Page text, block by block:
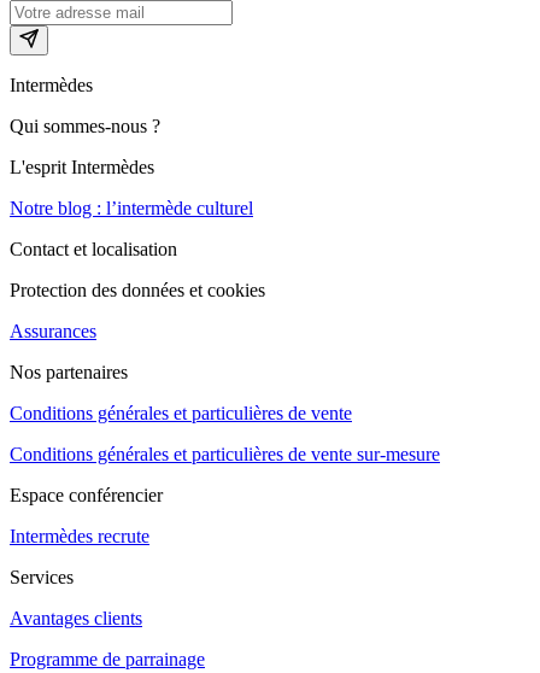
Intermèdes
Qui sommes-nous ?
L'esprit Intermèdes
Notre blog : l’intermède culturel
Contact et localisation
Protection des données et cookies
Assurances
Nos partenaires
Conditions générales et particulières de vente
Conditions générales et particulières de vente sur-mesure
Espace conférencier
Intermèdes recrute
Services
Avantages clients
Programme de parrainage